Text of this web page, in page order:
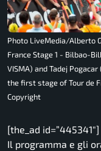
Photo LiveMedia/Alberto
France Stage 1 - Bilbao-
VISMA) and Tadej
the first stage of Tour de
Copyright
[the_ad id=”445341″]
Il programma e gli